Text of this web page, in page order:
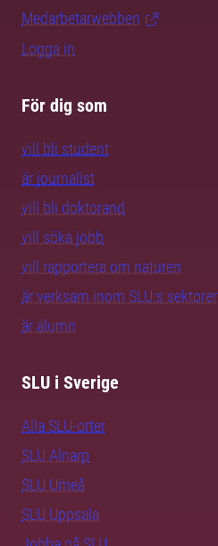
Medarbetarwebben
Logga in
För dig som
vill bli student
är journalist
vill bli doktorand
vill söka jobb
vill rapportera om naturen
är verksam inom SLU:s sektorer
är alumn
SLU i Sverige
Alla SLU-orter
SLU Alnarp
SLU Umeå
SLU Uppsala